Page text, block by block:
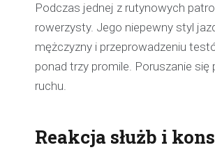
Podczas jednej z rutynowych
rowerzysty. Jego niepewny styl
mężczyzny i przeprowadzeniu
ponad trzy promile. Poruszanie
ruchu.
Reakcja służb i